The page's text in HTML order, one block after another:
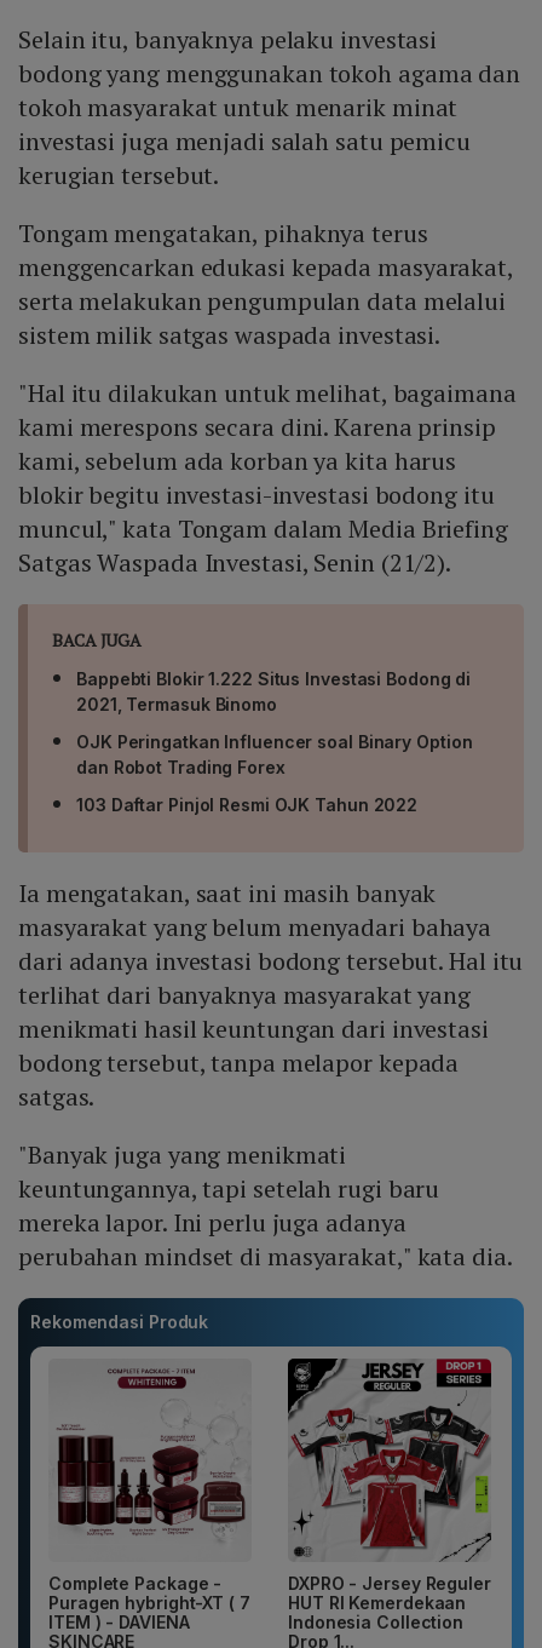
Selain itu, banyaknya pelaku investasi
bodong yang menggunakan tokoh agama dan
tokoh masyarakat untuk menarik minat
investasi juga menjadi salah satu pemicu
kerugian tersebut.
Tongam mengatakan, pihaknya terus
menggencarkan edukasi kepada masyarakat,
serta melakukan pengumpulan data melalui
sistem milik satgas waspada investasi.
"Hal itu dilakukan untuk melihat, bagaimana
kami merespons secara dini. Karena prinsip
kami, sebelum ada korban ya kita harus
blokir begitu investasi-investasi bodong itu
muncul," kata Tongam dalam Media Briefing
Satgas Waspada Investasi, Senin (21/2).
BACA JUGA
Bappebti Blokir 1.222 Situs Investasi Bodong di
2021, Termasuk Binomo
OJK Peringatkan Influencer soal Binary Option
dan Robot Trading Forex
103 Daftar Pinjol Resmi OJK Tahun 2022
Ia mengatakan, saat ini masih banyak
masyarakat yang belum menyadari bahaya
dari adanya investasi bodong tersebut. Hal itu
terlihat dari banyaknya masyarakat yang
menikmati hasil keuntungan dari investasi
bodong tersebut, tanpa melapor kepada
satgas.
"Banyak juga yang menikmati
keuntungannya, tapi setelah rugi baru
mereka lapor. Ini perlu juga adanya
perubahan mindset di masyarakat," kata dia.
Rekomendasi Produk
Complete Package -
Puragen hybright-XT ( 7
ITEM ) - DAVIENA
SKINCARE
DXPRO - Jersey Reguler
HUT RI Kemerdekaan
Indonesia Collection
Drop 1...